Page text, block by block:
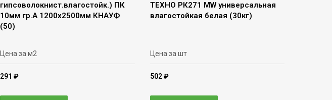
гипсоволокнист.влагостойк.) ПК
10мм гр.А 1200х2500мм КНАУФ
(50)
Цена за м2
291 ₽
ТЕХНО РК271 MW универсальная
влагостойкая белая (30кг)
Цена за шт
502 ₽